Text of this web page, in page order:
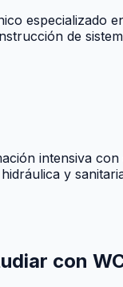
especializado
de
intensiva
y
con